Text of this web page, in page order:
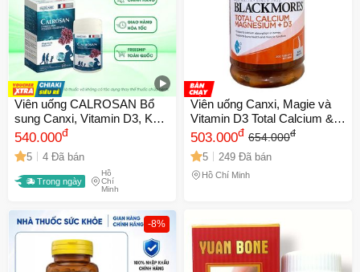
Viên uống CALROSAN Bổ
sung Canxi, Vitamin D3, K2 -
Hỗ trợ xương răng chắc
khỏe, Phát triển chiều cao,
Hộp 60 viên
540.000đ
5 4 Đã bán
Trong ngày
Hồ
Chí
Minh
Viên uống Canxi, Magie và
Vitamin D3 Total Calcium &
Magnesium + D3 Úc - Hỗ trợ
xương khớp, 200 viên
503.000đ 654.000đ
5 249 Đã bán
Hồ Chí Minh
-8%